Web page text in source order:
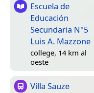
Escuela de
Educación
Secundaria N°5
Luis A. Mazzone
college, 14 km al
oeste
Villa Sauze